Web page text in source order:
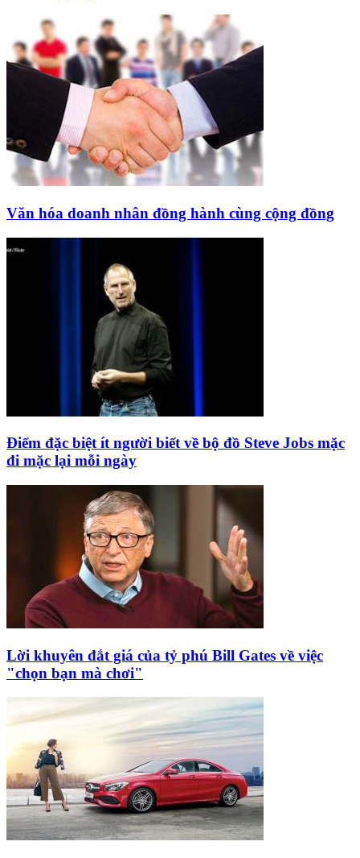
Văn hóa doanh nhân đồng hành cùng cộng đồng
Điểm đặc biệt ít người biết về bộ đồ Steve Jobs mặc
đi mặc lại mỗi ngày
Lời khuyên đắt giá của tỷ phú Bill Gates về việc
"chọn bạn mà chơi"